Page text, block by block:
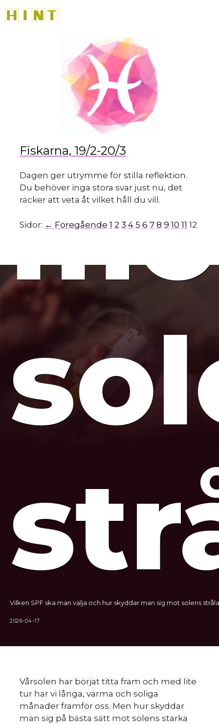
till
Fiskarna, 19/2-20/3
Dagen ger utrymme för stilla reflektion.
Du behöver inga stora svar just nu, det
räcker att veta åt vilket håll du vill.
Sidor: ← Föregående 1 2 3 4 5 6 7 8 9 10 11 12
Vilken SPF ska man välja och hur skyddar man sig mot solens
2026-04-17
Vårsolen har börjat titta fram och med lite
tur har vi långa, varma och soliga
månader framför oss. Men hur skyddar
man sig på bästa sätt mot solens starka